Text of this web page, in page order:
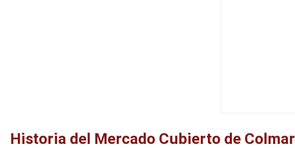
Historia del Mercado Cubierto de Colmar